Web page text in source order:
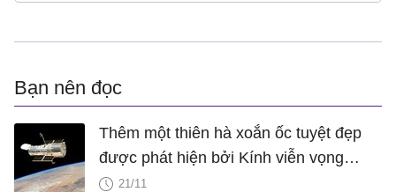
Bạn nên đọc
Thêm một thiên hà xoắn ốc tuyệt đẹp
được phát hiện bởi Kính viễn vọng
Không gian Hubble
21/11